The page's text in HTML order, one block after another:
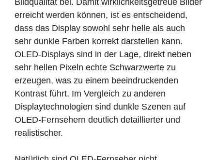
Bildqualität bei. Damit wirklichkeitsgetreue Bilder
erreicht werden können, ist es entscheidend,
dass das Display sowohl sehr helle als auch
sehr dunkle Farben korrekt darstellen kann.
OLED-Displays sind in der Lage, direkt neben
sehr hellen Pixeln echte Schwarzwerte zu
erzeugen, was zu einem beeindruckenden
Kontrast führt. Im Vergleich zu anderen
Displaytechnologien sind dunkle Szenen auf
OLED-Fernsehern deutlich detaillierter und
realistischer.